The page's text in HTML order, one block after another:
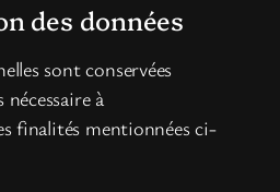
des données
sont conservées
à
finalités mentionnées ci-